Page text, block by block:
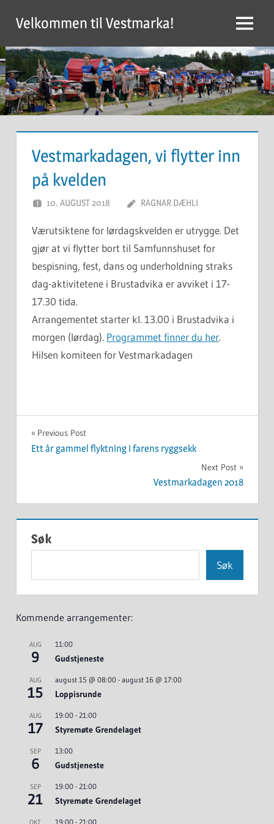
content
Velkommen til Vestmarka! Menu
Vestmarkadagen, vi flytter inn
på kvelden
10. AUGUST 2018 RAGNAR DÆHLI
Værutsiktene for lørdagskvelden er utrygge. Det
gjør at vi flytter bort til Samfunnshuset for
bespisning, fest, dans og underholdning straks
dag-aktivitetene i Brustadvika er avviket i 17-
17.30 tida.
Arrangementet starter kl. 13.00 i Brustadvika i
morgen (lørdag). Programmet finner du her.
Hilsen komiteen for Vestmarkadagen
UKATEGORISERT
Innleggsnavigasjon
Previous Post
Ett år gammel flyktning i farens ryggsekk
Next Post
Vestmarkadagen 2018
Søk
Søk
Kommende arrangementer:
AUG
9
11:00
Gudstjeneste
AUG
15
august 15 @ 08:00- august 16 @ 17:00
Loppisrunde
AUG
17
19:00- 21:00
Styremøte Grendelaget
SEP
6
13:00
Gudstjeneste
SEP
21
19:00- 21:00
Styremøte Grendelaget
19:00- 21:00